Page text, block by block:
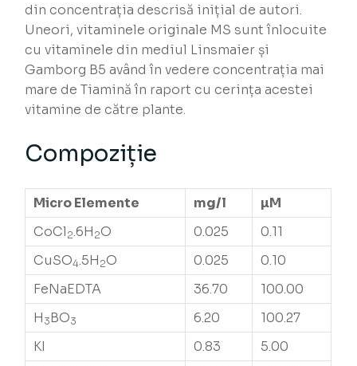
din concentrația descrisă inițial de autori.
Uneori, vitaminele originale MS sunt înlocuite
cu vitaminele din mediul Linsmaier și
Gamborg B5 având în vedere concentrația mai
mare de Tiamină în raport cu cerința acestei
vitamine de către plante.
Compoziție
Micro Elemente mg/l
µM
CoCl 2.6H 2O 0.025
0.11
CuSO4.5H 2O 0.025
0.10
FeNaEDTA
36.70
100.00
H 3BO3 6.20
100.27
KI
0.83
5.00